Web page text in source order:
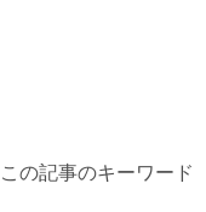
この記事のキーワード